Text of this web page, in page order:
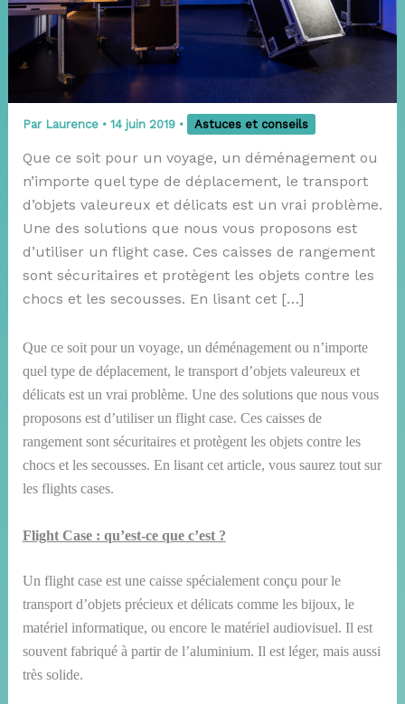
Par Laurence • 14 juin 2019 • Astuces et conseils
Que ce soit pour un voyage, un déménagement ou
n’importe quel type de déplacement, le transport
d’objets valeureux et délicats est un vrai problème.
Une des solutions que nous vous proposons est
d’utiliser un flight case. Ces caisses de rangement
sont sécuritaires et protègent les objets contre les
chocs et les secousses. En lisant cet […]
Que ce soit pour un voyage, un déménagement ou n’importe
quel type de déplacement, le transport d’objets valeureux et
délicats est un vrai problème. Une des solutions que nous vous
proposons est d’utiliser un flight case. Ces caisses de
rangement sont sécuritaires et protègent les objets contre les
chocs et les secousses. En lisant cet article, vous saurez tout sur
les flights cases.
Flight Case : qu’est-ce que c’est ?
Un flight case est une caisse spécialement conçu pour le
transport d’objets précieux et délicats comme les bijoux, le
matériel informatique, ou encore le matériel audiovisuel. Il est
souvent fabriqué à partir de l’aluminium. Il est léger, mais aussi
très solide.